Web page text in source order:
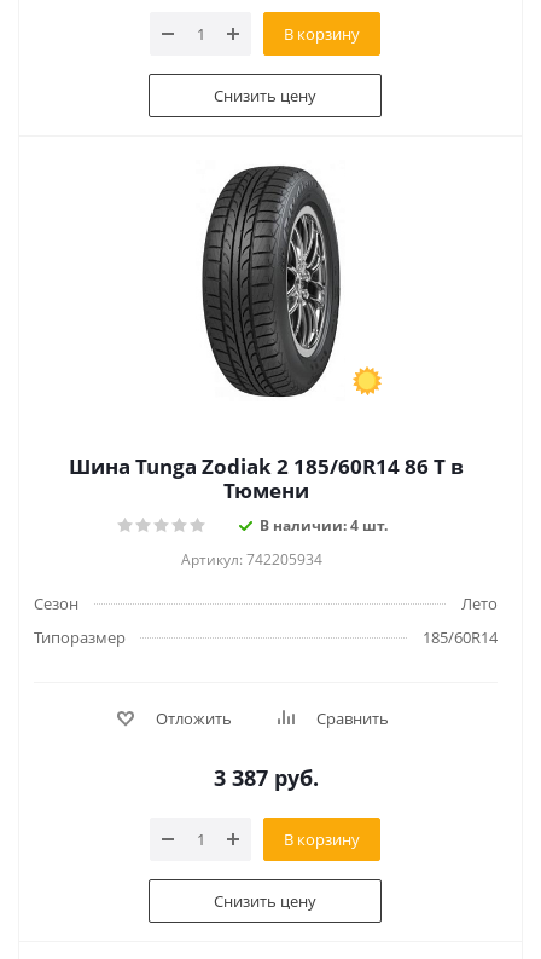
В корзину
Снизить цену
Шина Tunga Zodiak 2 185/60R14 86 T в
Тюмени
В наличии: 4 шт.
Артикул: 742205934
Сезон
Лето
Типоразмер
185/60R14
Отложить Сравнить
3 387 руб.
В корзину
Снизить цену